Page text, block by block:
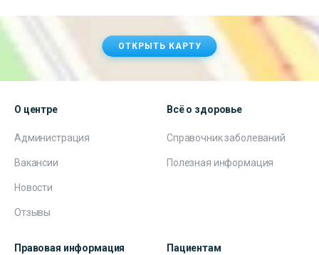
ОТКРЫТЬ КАРТУ
О центре
Администрация
Вакансии
Новости
Отзывы
Всё о здоровье
Справочник заболеваний
Полезная информация
Правовая информация Пациентам